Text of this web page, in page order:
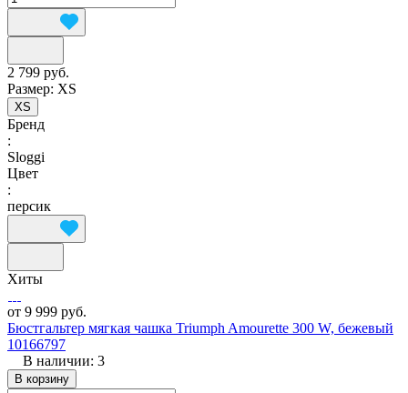
2 799 руб.
Размер: XS
XS
Бренд
:
Sloggi
Цвет
:
персик
Хиты
от 9 999 руб.
Бюстгальтер мягкая чашка Triumph Amourette 300 W, бежевый
10166797
В наличии: 3
В корзину